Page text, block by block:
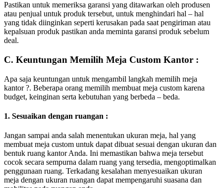
Pastikan untuk memeriksa garansi yang ditawarkan oleh produsen
atau penjual untuk produk tersebut, untuk menghindari hal – hal
yang tidak diinginkan seperti kerusakan pada saat pengiriman atau
kepalsuan produk pastikan anda meminta garansi produk sebelum
deal.
C. Keuntungan Memilih Meja Custom Kantor :
Apa saja keuntungan untuk mengambil langkah memilih meja
kantor ?. Beberapa orang memilih membuat meja custom karena
budget, keinginan serta kebutuhan yang berbeda – beda.
1. Sesuaikan dengan ruangan :
Jangan sampai anda salah menentukan ukuran meja, hal yang
membuat meja custom untuk dapat dibuat sesuai dengan ukuran dan
bentuk ruang kantor Anda. Ini memastikan bahwa meja tersebut
cocok secara sempurna dalam ruang yang tersedia, mengoptimalkan
penggunaan ruang. Terkadang kesalahan menyesuaikan ukuran
meja dengan ukuran ruangan dapat mempengaruhi suasana dan